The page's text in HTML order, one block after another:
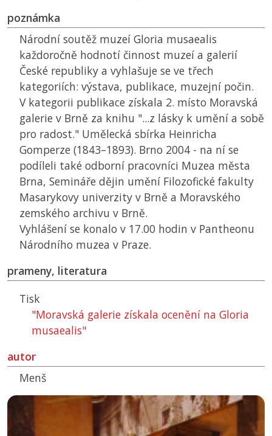
poznámka
Národní soutěž muzeí Gloria musaealis
každoročně hodnotí činnost muzeí a galerií
České republiky a vyhlašuje se ve třech
kategoriích: výstava, publikace, muzejní počin.
V kategorii publikace získala 2. místo Moravská
galerie v Brně za knihu "...z lásky k umění a sobě
pro radost." Umělecká sbírka Heinricha
Gomperze (1843–1893). Brno 2004 - na ní se
podíleli také odborní pracovníci Muzea města
Brna, Semináře dějin umění Filozofické fakulty
Masarykovy univerzity v Brně a Moravského
zemského archivu v Brně.
Vyhlášení se konalo v 17.00 hodin v Pantheonu
Národního muzea v Praze.
prameny, literatura
Tisk
"Moravská galerie získala ocenění na Gloria
musaealis"
autor
Menš